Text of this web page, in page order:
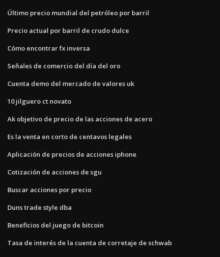
Último precio mundial del petróleo por barril
Precio actual por barril de crudo dulce
Cómo encontrar fx inversa
Señales de comercio del día del oro
Cuenta demo del mercado de valores uk
10 jilguero ct novato
Ak objetivo de precio de las acciones de acero
Es la venta en corto de centavos legales
Aplicación de precios de acciones iphone
Cotización de acciones de sgu
Buscar acciones por precio
Duns trade style dba
Beneficios del juego de bitcoin
Tasa de interés de la cuenta de corretaje de schwab